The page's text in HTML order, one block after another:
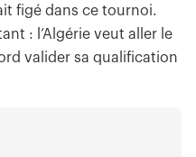
figé dans ce tournoi.
: l’Algérie veut aller le
valider sa qualification